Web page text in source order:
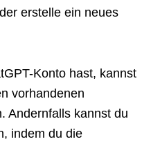
erstelle ein neues
Konto hast, kannst
vorhandenen
Andernfalls kannst du
indem du die